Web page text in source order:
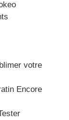
votre
Encore